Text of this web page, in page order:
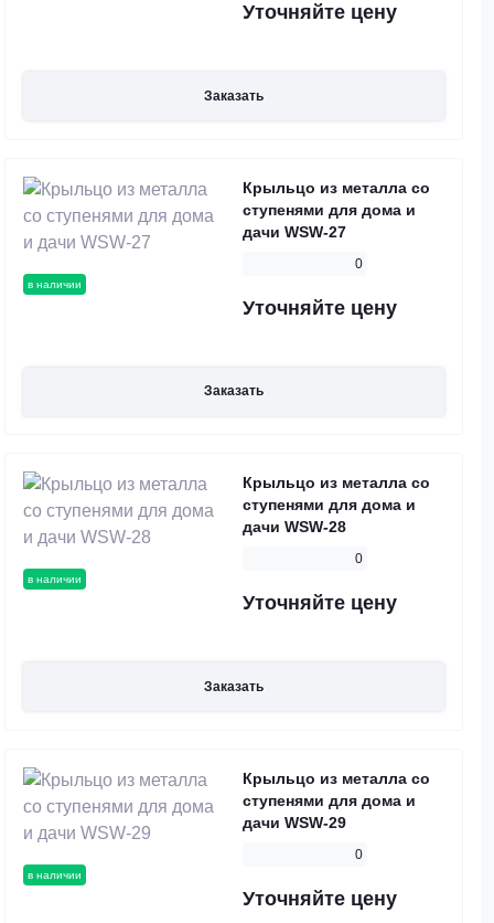
Уточняйте цену
Заказать
в наличии
Крыльцо из металла со
ступенями для дома и
дачи WSW-27
0
Уточняйте цену
Заказать
в наличии
Крыльцо из металла со
ступенями для дома и
дачи WSW-28
0
Уточняйте цену
Заказать
в наличии
Крыльцо из металла со
ступенями для дома и
дачи WSW-29
0
Уточняйте цену